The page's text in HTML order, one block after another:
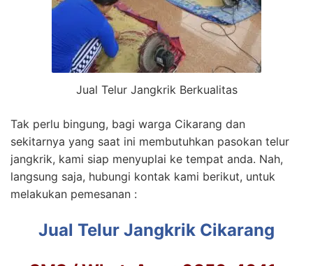
Jual Telur Jangkrik Berkualitas
Tak perlu bingung, bagi warga Cikarang dan
sekitarnya yang saat ini membutuhkan pasokan telur
jangkrik, kami siap menyuplai ke tempat anda. Nah,
langsung saja, hubungi kontak kami berikut, untuk
melakukan pemesanan :
Jual Telur Jangkrik Cikarang